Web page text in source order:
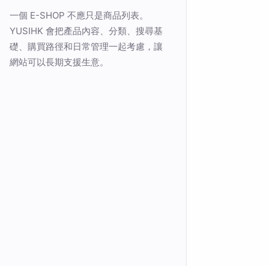
一個 E-SHOP 不應只是商品列表。
YUSIHK 會把產品內容、分類、搜尋基
礎、購買路徑和日常管理一起考慮，讓
網站可以長期支援生意。